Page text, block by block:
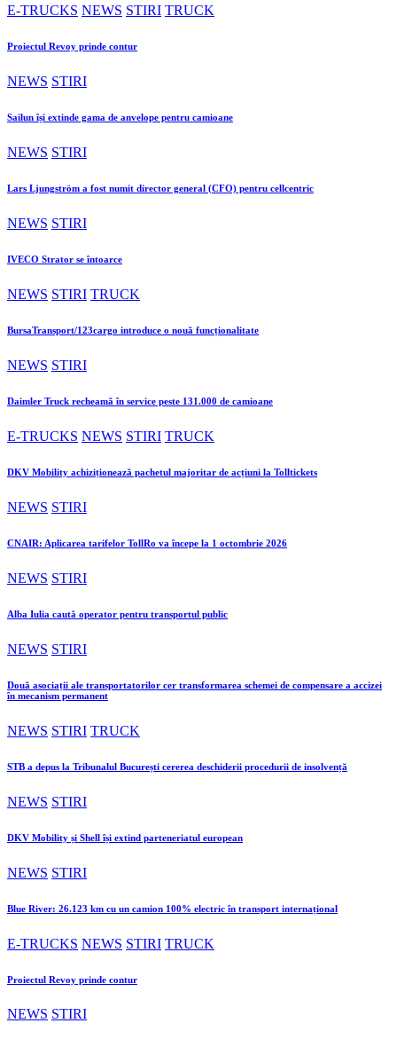
E-TRUCKS NEWS STIRI TRUCK
Proiectul Revoy prinde contur
NEWS STIRI
Sailun își extinde gama de anvelope pentru camioane
NEWS STIRI
Lars Ljungström a fost numit director general (CFO) pentru cellcentric
NEWS STIRI
IVECO Strator se întoarce
NEWS STIRI TRUCK
BursaTransport/123cargo introduce o nouă funcționalitate
NEWS STIRI
Daimler Truck recheamă în service peste 131.000 de camioane
E-TRUCKS NEWS STIRI TRUCK
DKV Mobility achiziționează pachetul majoritar de acțiuni la Tolltickets
NEWS STIRI
CNAIR: Aplicarea tarifelor TollRo va începe la 1 octombrie 2026
NEWS STIRI
Alba Iulia caută operator pentru transportul public
NEWS STIRI
Două asociații ale transportatorilor cer transformarea schemei de compensare a accizei
în mecanism permanent
NEWS STIRI TRUCK
STB a depus la Tribunalul București cererea deschiderii procedurii de insolvență
NEWS STIRI
DKV Mobility și Shell își extind parteneriatul european
NEWS STIRI
Blue River: 26.123 km cu un camion 100% electric în transport internațional
E-TRUCKS NEWS STIRI TRUCK
Proiectul Revoy prinde contur
NEWS STIRI